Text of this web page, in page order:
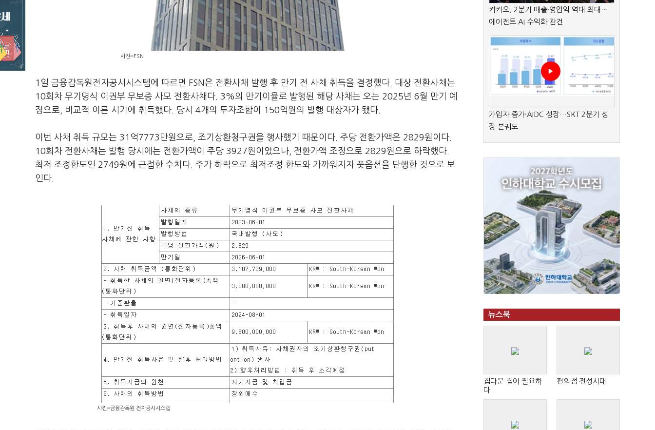
사진=FSN
1일 금융감독원전자공시시스템에 따르면 FSN은 전환사채 발행 후 만기 전 사채 취득을 결정했다. 대상 전환사채는
10회차 무기명식 이권부 무보증 사모 전환사채다. 3%의 만기이율로 발행된 해당 사채는 오는 2025년 6월 만기 예
정으로, 비교적 이른 시기에 취득했다. 당시 4개의 투자조합이 150억원의 발행 대상자가 됐다.
이번 사채 취득 규모는 31억7773만원으로, 조기상환청구권을 행사했기 때문이다. 주당 전환가액은 2829원이다.
10회차 전환사채는 발행 당시에는 전환가액이 주당 3927원이었으나, 전환가액 조정으로 2829원으로 하락했다.
최저 조정한도인 2749원에 근접한 수치다. 주가 하락으로 최저조정 한도와 가까워지자 풋옵션을 단행한 것으로 보
인다.
사진=금융감독원 전자공시시스템
카카오, 2분기 매출·영업익 역대 최대…
에이전트 AI 수익화 관건
가입자 증가·AIDC 성장…SKT 2분기 성
장 본궤도
뉴스북
집다운 집이 필요하
다
편의점 전성시대